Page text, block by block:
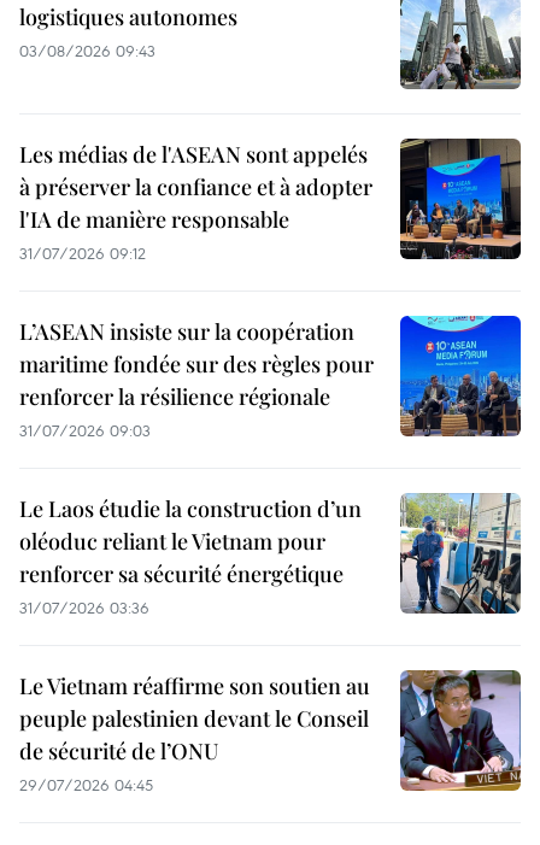
logistiques autonomes
03/08/2026 09:43
Les médias de l'ASEAN sont appelés
à préserver la confiance et à adopter
l'IA de manière responsable
31/07/2026 09:12
L’ASEAN insiste sur la coopération
maritime fondée sur des règles pour
renforcer la résilience régionale
31/07/2026 09:03
Le Laos étudie la construction d’un
oléoduc reliant le Vietnam pour
renforcer sa sécurité énergétique
31/07/2026 03:36
Le Vietnam réaffirme son soutien au
peuple palestinien devant le Conseil
de sécurité de l’ONU
29/07/2026 04:45